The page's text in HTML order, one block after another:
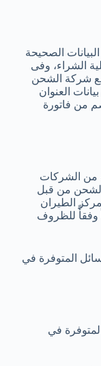
الصحيحة
الشراء، وفى
مع شركة الشحن
العنوان
من فاتورة
من الشركات
الشحن من قبل
الطيران
وفقأً للظروف
المتوفرة في
في